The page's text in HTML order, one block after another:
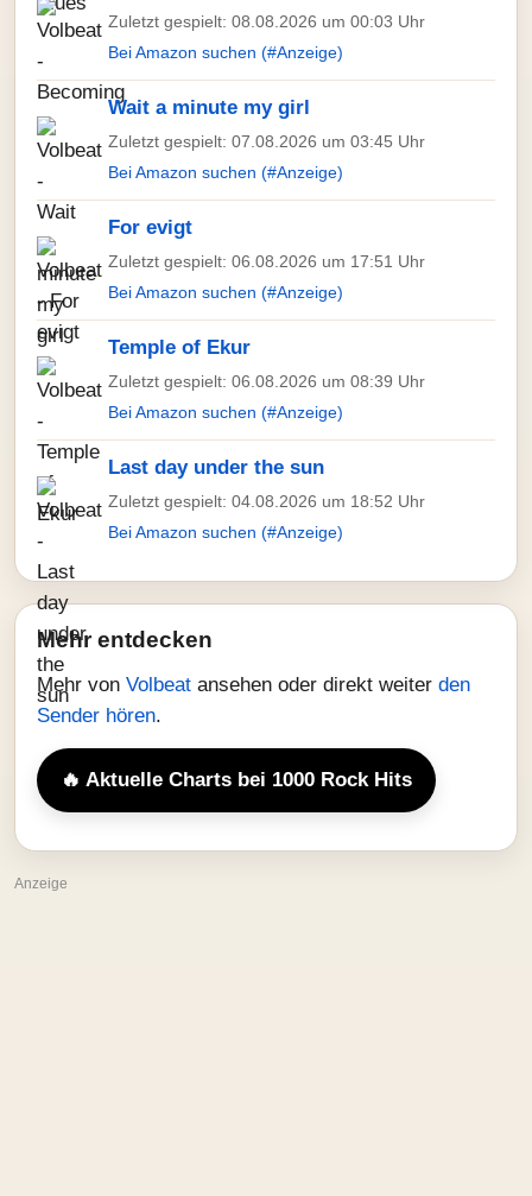
Zuletzt gespielt: 08.08.2026 um 00:03 Uhr
Bei Amazon suchen (#Anzeige)
Wait a minute my girl
Zuletzt gespielt: 07.08.2026 um 03:45 Uhr
Bei Amazon suchen (#Anzeige)
For evigt
Zuletzt gespielt: 06.08.2026 um 17:51 Uhr
Bei Amazon suchen (#Anzeige)
Temple of Ekur
Zuletzt gespielt: 06.08.2026 um 08:39 Uhr
Bei Amazon suchen (#Anzeige)
Last day under the sun
Zuletzt gespielt: 04.08.2026 um 18:52 Uhr
Bei Amazon suchen (#Anzeige)
Mehr entdecken
Mehr von Volbeat ansehen oder direkt weiter den
Sender hören.
🔥 Aktuelle Charts bei 1000 Rock Hits
Anzeige